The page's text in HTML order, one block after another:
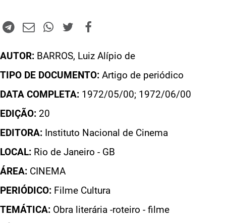
AUTOR: BARROS, Luiz Alípio de
TIPO DE DOCUMENTO: Artigo de periódico
DATA COMPLETA: 1972/05/00; 1972/06/00
EDIÇÃO: 20
EDITORA: Instituto Nacional de Cinema
LOCAL: Rio de Janeiro - GB
ÁREA: CINEMA
PERIÓDICO: Filme Cultura
TEMÁTICA: Obra literária -roteiro - filme